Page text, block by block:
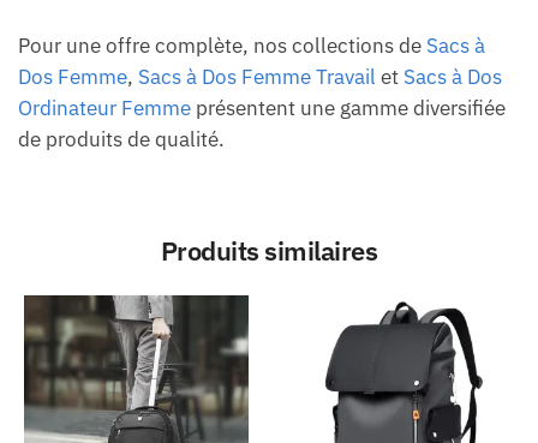
Pour une offre complète, nos collections de Sacs à
Dos Femme, Sacs à Dos Femme Travail et Sacs à Dos
Ordinateur Femme présentent une gamme diversifiée
de produits de qualité.
Produits similaires